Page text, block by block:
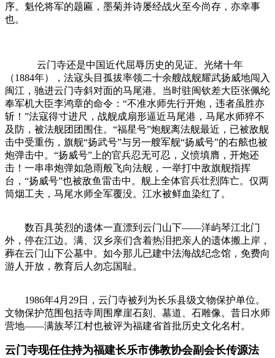
序。魁伦将军的题匾，墨菊并诗屡经战火至今尚存，亦幸事
也。
云门寺还是中国近代屈辱历史的见证。光绪十年
（1884年），法寇头目孤拔率领二十余艘战舰耀武扬威地闯入
闽江，驰进云门寺斜对面的马尾港。当时驻闽钦差大臣张佩纶
奉军机大臣李鸿章的命令：“不准水师先行开炮，违者虽胜亦
斩！”法寇得寸进尺，战舰成扇形逼近马尾港，马尾水师猝不
及防，被法舰团团围住。“福星号”炮舰离法舰最近，已被敌舰
击中受重伤，旗舰“扬武号”与另一艘军舰“扬威号”的右舷也被
炮弹击中。“扬威号”上的官兵忍无可忍，义愤填膺，开炮还
击！一串串炮弹如急雨般飞向法舰，一举打中敌旗舰指挥
台，“扬威号”也被敌鱼雷击中。舰上全体官兵壮烈阵亡。仅两
筒烟工夫，马尾水师全军覆没。江水被鲜血染红了。
数百具英烈的遗体一直漂到云门山下——洋屿琴江北门
外，停在江边。满、汉乡亲们含着热泪把亲人的遗体搬上岸，
葬在云门山下公墓中。如今那儿已建中法海战纪念馆，免费向
游人开放，教育后人勿忘国耻。
1986年4月29日，云门寺被列为长乐县级文物保护单位。
文物保护范围包括寺周围摩崖石刻、墓道、石雕像。昔日水师
营地——满族琴江村也被评为福建省首批历史文化名村。
云门寺现任住持为福建长乐市佛教协会副会长传源法